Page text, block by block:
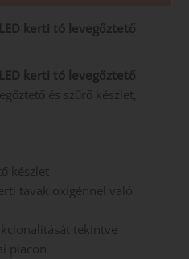
kerti tó levegőztető
kerti tó levegőztető
és szűrő készlet,
készlet
tavak oxigénnel való
tekintve
piacon